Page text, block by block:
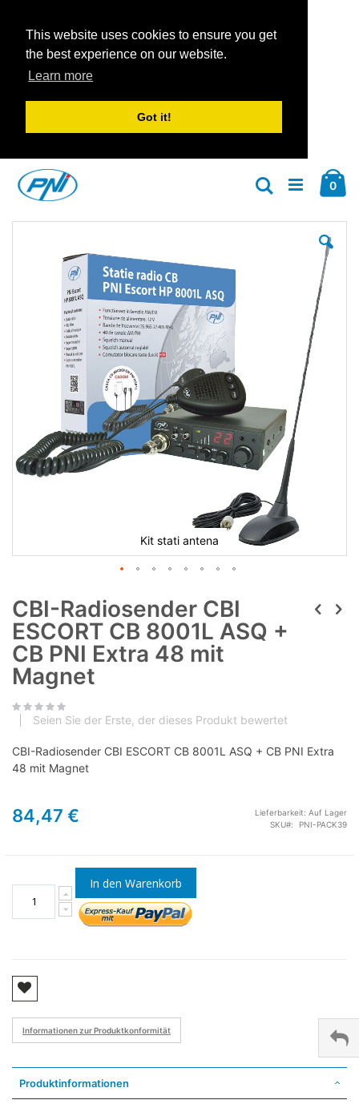
This website uses cookies to ensure you get
the best experience on our website.
Learn more
Got it!
Inhalt
springen
0
Suche
Kit stati antena
CBI-Radiosender CBI
ESCORT CB 8001L ASQ +
CB PNI Extra 48 mit
Magnet
Seien Sie der Erste, der dieses Produkt bewertet
CBI-Radiosender CBI ESCORT CB 8001L ASQ + CB PNI Extra
48 mit Magnet
84,47 € Lieferbarkeit: Auf Lager
SKU
PNI-PACK39
In den Warenkorb
Informationen zur Produktkonformität
Produktinformationen